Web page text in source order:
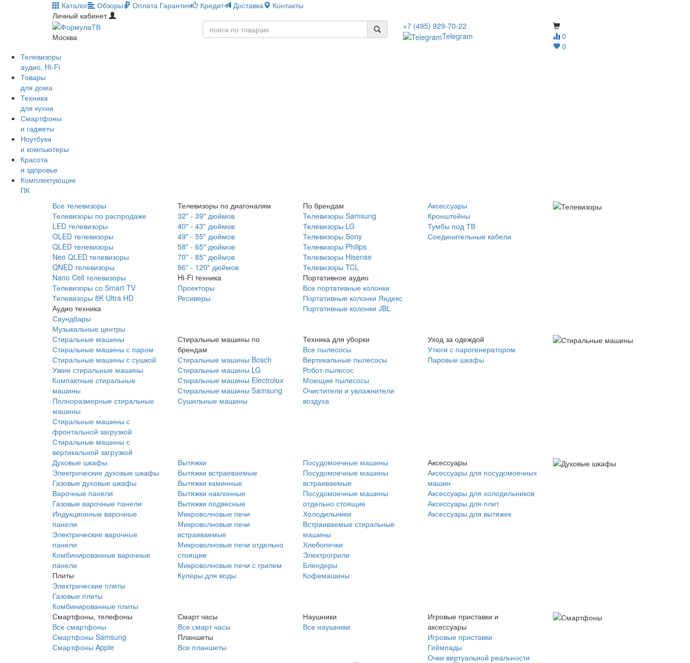
Каталог Обзоры Оплата Гарантия Кредит Доставка
Контакты
Личный кабинет
Москва
0
0
+7 (495) 929-70-22
Telegram
Телевизоры
аудио, Hi-Fi
Товары
для дома
Техника
для кухни
Смартфоны
и гаджеты
Ноутбуки
и компьютеры
Красота
и здоровье
Комплектующие
ПК
Все телевизоры
Телевизоры по распродаже
LED телевизоры
OLED телевизоры
QLED телевизоры
Neo QLED телевизоры
QNED телевизоры
Nano Cell телевизоры
Телевизоры со Smart TV
Телевизоры 8K Ultra HD
Аудио техника
Саундбары
Музыкальные центры
Телевизоры по диагоналям
32" - 39" дюймов
40" - 43" дюймов
49" - 55" дюймов
58" - 65" дюймов
70" - 85" дюймов
86" - 120" дюймов
Hi-Fi техника
Проекторы
Ресиверы
По брендам
Телевизоры Samsung
Телевизоры LG
Телевизоры Sony
Телевизоры Philips
Телевизоры Hisense
Телевизоры TCL
Портативное аудио
Все портативные колонки
Портативные колонки Яндекс
Портативные колонки JBL
Аксессуары
Кронштейны
Тумбы под ТВ
Соединительные кабели
Стиральные машины
Стиральные машины с паром
Стиральные машины с сушкой
Узкие стиральные машины
Компактные стиральные
машины
Полноразмерные стиральные
машины
Стиральные машины с
фронтальной загрузкой
Стиральные машины с
вертикальной загрузкой
Стиральные машины по
брендам
Стиральные машины Bosch
Стиральные машины LG
Стиральные машины Electrolux
Стиральные машины Samsung
Сушильные машины
Техника для уборки
Все пылесосы
Вертикальные пылесосы
Робот-пылесос
Моющие пылесосы
Очистители и увлажнители
воздуха
Уход за одеждой
Утюги с парогенератором
Паровые шкафы
Духовые шкафы
Электрические духовые шкафы
Газовые духовые шкафы
Варочные панели
Газовые варочные панели
Индукционные варочные
панели
Электрические варочные
панели
Комбинированные варочные
панели
Плиты
Электрические плиты
Газовые плиты
Комбинированные плиты
Вытяжки
Вытяжки встраеваемые
Вытяжки каминные
Вытяжки наклонные
Вытяжки подвесные
Микроволновые печи
Микроволновые печи
встраиваемые
Микроволновые печи отдельно
стоящие
Микроволновые печи с грилем
Кулеры для воды
Посудомоечные машины
Посудомоечные машины
встраиваемые
Посудомоечные машины
отдельно стоящие
Холодильники
Встраиваемые стиральные
машины
Хлебопечки
Электрогрили
Блендеры
Кофемашины
Аксессуары
Аксессуары для посудомоечных
машин
Аксессуары для холодильников
Аксессуары для плит
Аксессуары для вытяжек
Смартфоны, телефоны
Все смартфоны
Смартфоны Samsung
Смартфоны Apple
Смарт часы
Все смарт часы
Планшеты
Все планшеты
Наушники
Все наушники
Игровые приставки и
аксессуары
Игровые приставки
Геймпады
Очки виртуальной реальности